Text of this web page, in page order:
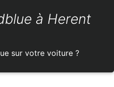
à Herent
sur votre voiture ?